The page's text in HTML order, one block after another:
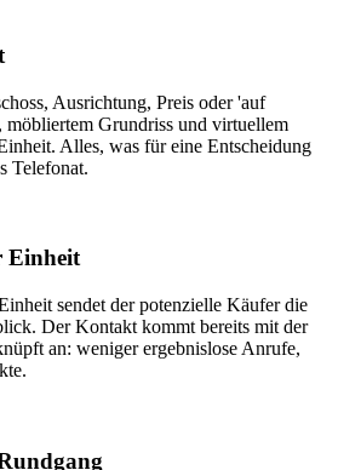
Ausrichtung, Preis oder 'auf
Grundriss und virtuellem
Alles, was für eine Entscheidung
Telefonat.
Einheit
sendet der potenzielle Käufer die
Der Kontakt kommt bereits mit der
an: weniger ergebnislose Anrufe,